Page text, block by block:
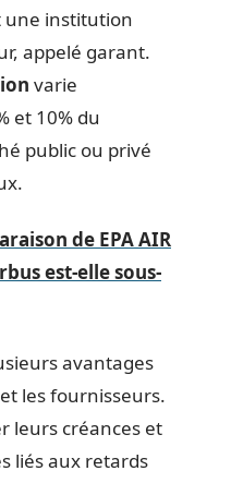
une institution
appelé garant.
varie
et 10% du
public ou privé
de EPA AIR
est-elle sous-
avantages
les fournisseurs.
leurs créances et
liés aux retards